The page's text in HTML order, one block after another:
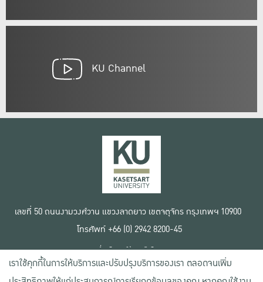
KU Channel
เลขที่ 50 ถนนงามวงศ์วาน แขวงลาดยาว เขตจตุจักร กรุงเทพฯ 10900
โทรศัพท์ +66 (0) 2942 8200-45
เงื่อนไขการใช้งานเว็บไซต์
ข้อตกลงด้านสิทธิ์ใช้งาน
นโยบายความเป็นส่วนตัว
เราใช้คุกกี้ในการให้บริการและปรับปรุงบริการของเรา ตลอดจนเพิ่ม